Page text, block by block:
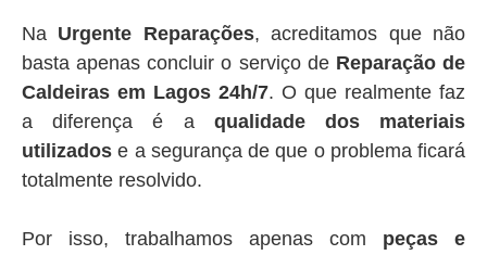
Na Urgente Reparações, acreditamos que não
basta apenas concluir o serviço de Reparação de
Caldeiras em Lagos 24h/7. O que realmente faz
a diferença é a qualidade dos materiais
utilizados e a segurança de que o problema ficará
totalmente resolvido.
Por isso, trabalhamos apenas com peças e